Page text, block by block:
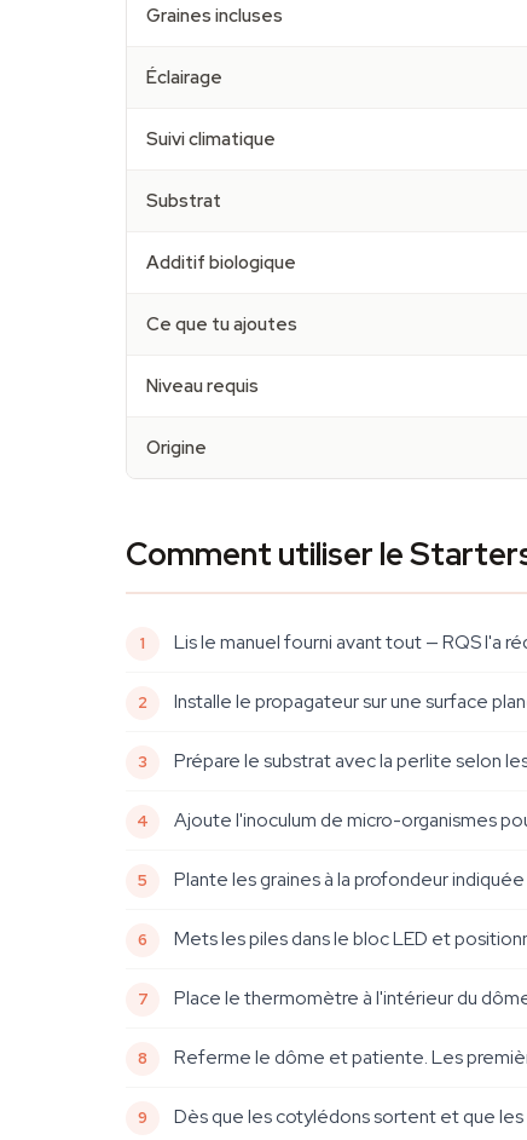
Graines incluses
Éclairage
Suivi climatique
Substrat
Additif biologique
Ce que tu ajoutes
Niveau requis
Origine
Comment utiliser le
Lis le manuel fourni avant tout — RQS l'a
Installe le propagateur sur une surface
Prépare le substrat avec la perlite selon
Ajoute l'inoculum de micro-organismes
Plante les graines à la profondeur
Mets les piles dans le bloc LED et
Place le thermomètre à l'intérieur du
Referme le dôme et patiente. Les
Dès que les cotylédons sortent et que les